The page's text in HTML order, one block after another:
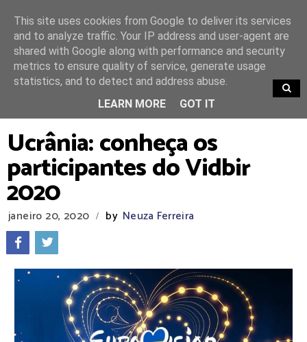
TRENDING
Ucrânia: conheça os
participantes do Vidbir
2020
janeiro 20, 2020 / by Neuza Ferreira
This site uses cookies from Google to deliver its services
and to analyze traffic. Your IP address and user-agent are
shared with Google along with performance and security
metrics to ensure quality of service, generate usage
statistics, and to detect and address abuse.
LEARN MORE
GOT IT